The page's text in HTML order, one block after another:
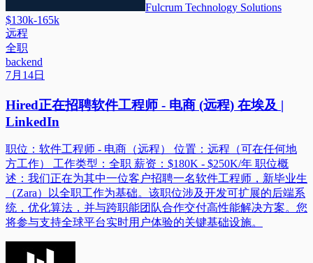
Fulcrum Technology Solutions
$130k-165k
远程
全职
backend
7月14日
Hired正在招聘软件工程师 - 电商 (远程) 在埃及 |
LinkedIn
职位：软件工程师 - 电商（远程） 位置：远程（可在任何地
方工作） 工作类型：全职 薪资：$180K - $250K/年 职位概
述：我们正在为其中一位客户招聘一名软件工程师，新毕业生
（Zara）以全职工作为基础。该职位涉及开发可扩展的后端系
统，优化算法，并与跨职能团队合作交付高性能解决方案。您
将参与支持全球平台实时用户体验的关键基础设施。